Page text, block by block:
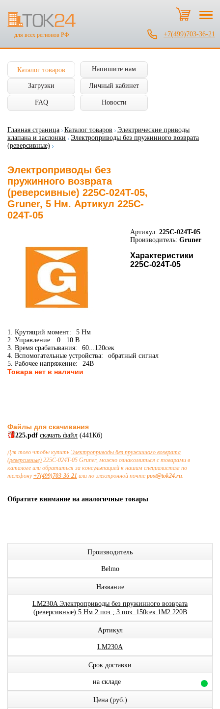
для всех регионов РФ +7(499)703-36-21
Каталог товаров Напишите нам
Загрузки Личный кабинет
FAQ Новости
Главная страница Каталог товаров
Электрические приводы
клапана и заслонки
Электроприводы без пружинного возврата
(реверсивные)
Электроприводы без
пружинного возврата
(реверсивные) 225C-024T-05,
Gruner, 5 Нм. Артикул 225C-
024T-05
Артикул: 225C-024T-05
Производитель: Gruner
Характеристики
225C-024T-05
1. Крутящий момент:
5 Нм
2. Управление:
0...10 В
3. Время срабатывания:
60...120сек
4. Вспомогательные устройства:
обратный сигнал
5. Рабочее напряжение:
24В
Товара нет в наличии
Файлы для скачивания
225.pdf скачать файл (441Кб)
Для того чтобы купить Электроприводы без пружинного возврата
(реверсивные) 225C-024T-05 Gruner, можно ознакомиться с товарами в
каталоге или обратиться за консультацией к нашим специалистам по
телефону+7(499)703-36-21 или по электронной почте post@tok24.ru.
Обратите внимание на аналогичные товары
Производитель
Belmo
Название
LM230A Электроприводы без пружинного возврата
(реверсивные) 5 Нм 2 поз.; 3 поз. 150сек 1М2 220В
Артикул
LM230A
Срок доставки
на складе
Цена (руб.)